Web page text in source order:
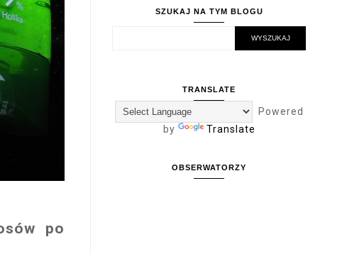
po
SZUKAJ NA TYM BLOGU
TRANSLATE
Powered
by
Translate
OBSERWATORZY